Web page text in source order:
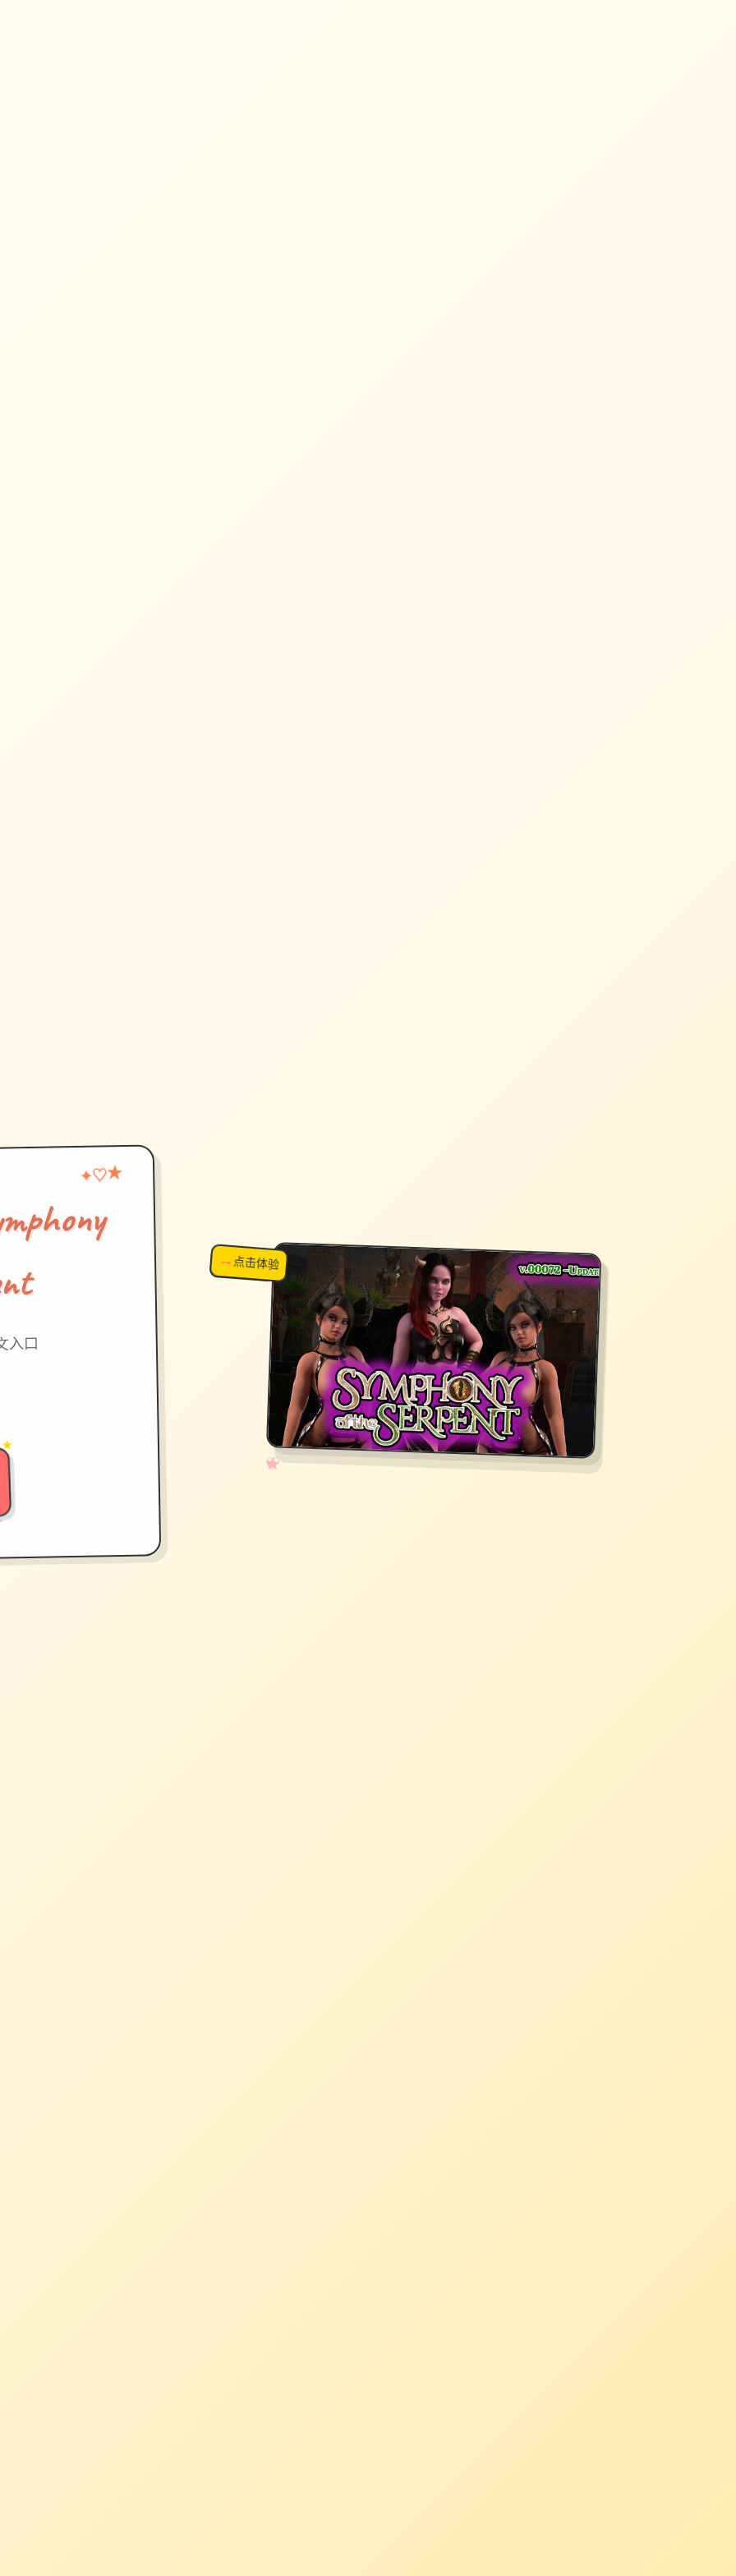
✦
♡★
入口
✧
♡
★
♥
↗超棒！
→点击体验